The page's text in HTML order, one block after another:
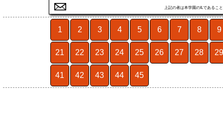
上記の者は本学園のILであるこ
1 2 3 4 5 6 7 8 9
21 22 23 24 25 26 27 28 29
41 42 43 44 45